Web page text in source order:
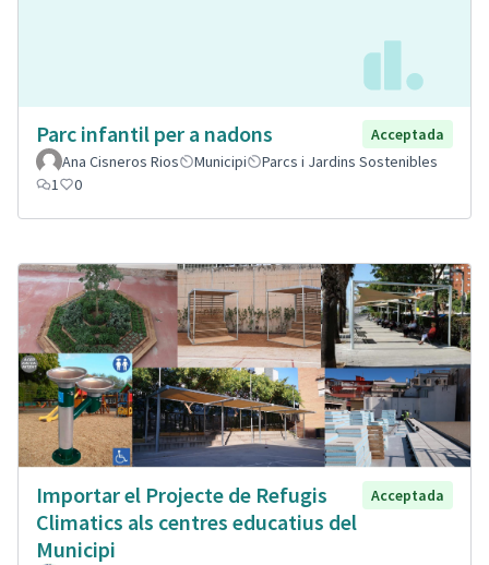
Parc infantil per a nadons
Acceptada
Ana Cisneros Rios
Municipi
Parcs i Jardins Sostenibles
1
0
Importar el Projecte de Refugis
Climatics als centres educatius del
Municipi
Acceptada